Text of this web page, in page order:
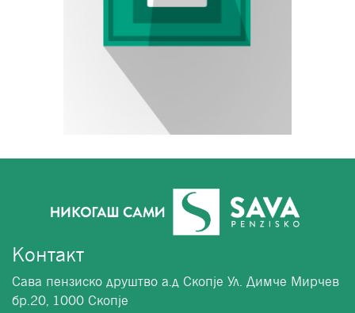
Контакт
Сава пензиско друштво а.д Скопје Ул. Димче Мирчев
бр.20, 1000 Скопје